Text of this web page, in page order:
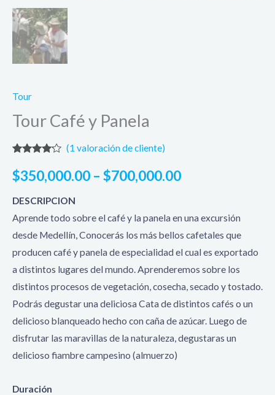
Tour
Tour Café y Panela
4.00
sobre 5
en
de cliente
(1 valoración de cliente)
$350,000.00 – $700,000.00
DESCRIPCION
Aprende todo sobre el café y la panela en una excursión
desde Medellín, Conocerás los más bellos cafetales que
producen café y panela de especialidad el cual es exportado
a distintos lugares del mundo. Aprenderemos sobre los
distintos procesos de vegetación, cosecha, secado y tostado.
Podrás degustar una deliciosa Cata de distintos cafés o un
delicioso blanqueado hecho con caña de azúcar. Luego de
disfrutar las maravillas de la naturaleza, degustaras un
delicioso fiambre campesino (almuerzo)
Duración